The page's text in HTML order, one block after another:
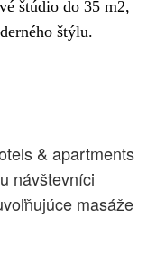
štúdio do 35 m2,
štýlu.
& apartments
návštevníci
masáže